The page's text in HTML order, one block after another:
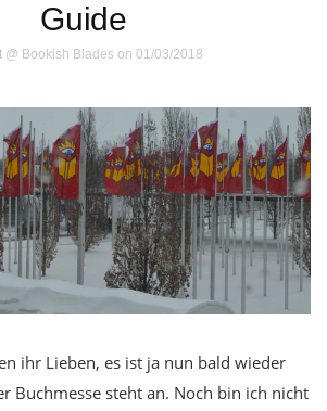
Guide
@ Bookish Blades on 01/03/2018
ihr Lieben, es ist ja nun bald wieder
Buchmesse steht an. Noch bin ich nicht